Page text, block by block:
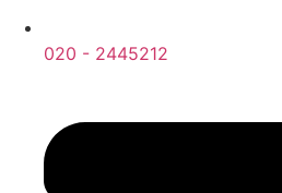
020 - 2445212